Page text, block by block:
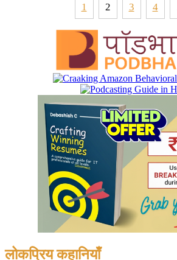
1 2 3 4
लोकप्रिय कहानियाँ